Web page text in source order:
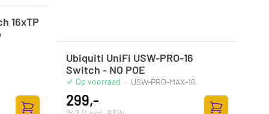
16xTP
Ubiquiti UniFi USW-PRO-16
Switch - NO POE
Op voorraad · USW-PRO-MAX-16
299,-